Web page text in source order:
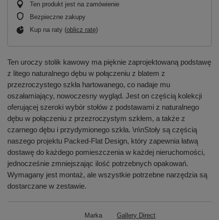
Ten produkt jest na zamówienie
Bezpieczne zakupy
Kup na raty (oblicz ratę)
Ten uroczy stolik kawowy ma pięknie zaprojektowaną podstawę
z litego naturalnego dębu w połączeniu z blatem z
przezroczystego szkła hartowanego, co nadaje mu
oszałamiający, nowoczesny wygląd. Jest on częścią kolekcji
oferującej szeroki wybór stołów z podstawami z naturalnego
dębu w połączeniu z przezroczystym szkłem, a także z
czarnego dębu i przydymionego szkła. \n\nStoły są częścią
naszego projektu Packed-Flat Design, który zapewnia łatwą
dostawę do każdego pomieszczenia w każdej nieruchomości,
jednocześnie zmniejszając ilość potrzebnych opakowań.
Wymagany jest montaż, ale wszystkie potrzebne narzędzia są
dostarczane w zestawie.
Marka Gallery Direct